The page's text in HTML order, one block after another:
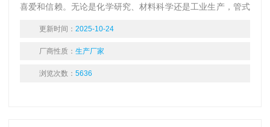
喜爱和信赖。无论是化学研究、材料科学还是工业生产，管式
更新时间： 2025-10-24
厂商性质： 生产厂家
浏览次数： 5636